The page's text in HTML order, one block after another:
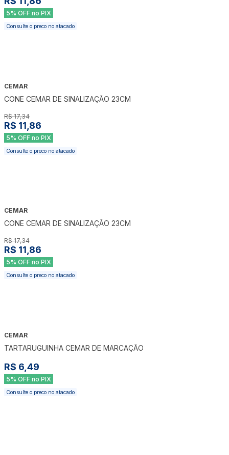
5% OFF no PIX
Consulte o preco no atacado
CEMAR
CONE CEMAR DE SINALIZAÇÃO 23CM
R$ 17,34
R$ 11,86
5% OFF no PIX
Consulte o preco no atacado
CEMAR
CONE CEMAR DE SINALIZAÇÃO 23CM
R$ 17,34
R$ 11,86
5% OFF no PIX
Consulte o preco no atacado
CEMAR
TARTARUGUINHA CEMAR DE MARCAÇÃO
R$ 6,49
5% OFF no PIX
Consulte o preco no atacado